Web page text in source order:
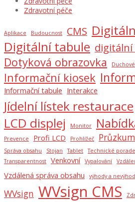
Zdravotní péče
Aplikace Budoucnost CMS
Digitální tabule digitální
Dotyková obrazovka Duchové
Informační kiosek
Informační tabule Interakce
Jídelní lístek restaurace
LCD displej Monitor
Prevence
Profi LCD Prohlížeč Průzkum
Správa obsahu
Stojan Tablet Technické
Transparentnost Venkovní Vypalování
Vzdálená správa obsahu výhody a
WVsign WVsign CMS